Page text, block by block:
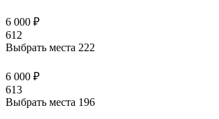
6 000 ₽
612
Выбрать места 222
6 000 ₽
613
Выбрать места 196